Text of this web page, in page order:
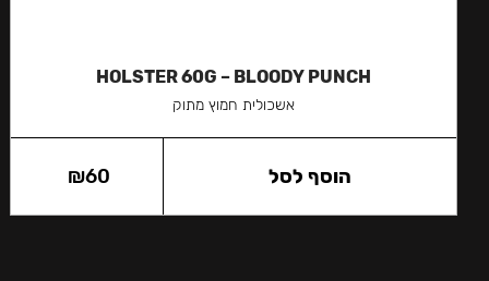
HOLSTER 60G – BLOODY PUNCH
אשכולית חמוץ מתוק
₪60 הוסף לסל